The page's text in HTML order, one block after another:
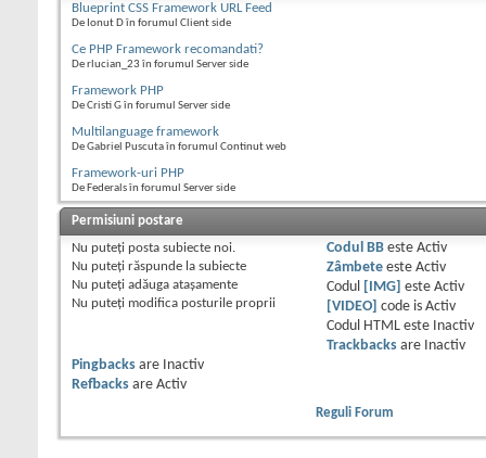
Blueprint CSS Framework URL Feed
De Ionut D în forumul Client side
Ce PHP Framework recomandati?
De rlucian_23 în forumul Server side
Framework PHP
De Cristi G în forumul Server side
Multilanguage framework
De Gabriel Puscuta în forumul Continut web
Framework-uri PHP
De Federals în forumul Server side
Permisiuni postare
Nu puteţi posta subiecte noi.
Nu puteţi răspunde la subiecte
Nu puteţi adăuga ataşamente
Nu puteţi modifica posturile proprii
Codul BBeste Activ
Zâmbeteeste Activ
Codul
[IMG] este Activ
[VIDEO]
code is Activ
Codul HTML este
Inactiv
Trackbacksare
Inactiv
Pingbacks are
Inactiv
Refbacks are Activ
Reguli Forum